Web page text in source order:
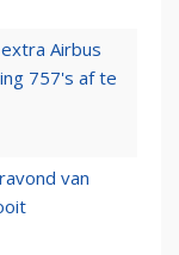
Airbus
757's af te
van